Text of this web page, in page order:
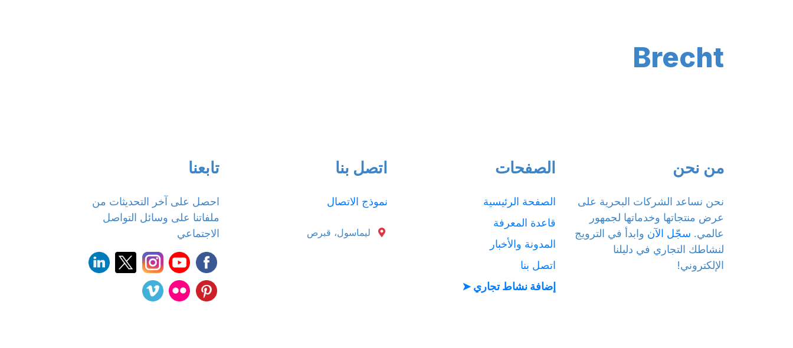
Brecht
من نحن
نحن نساعد الشركات البحرية على
عرض منتجاتها وخدماتها لجمهور
عالمي. سجّل الآن وابدأ في الترويج
لنشاطك التجاري في دليلنا
الإلكتروني!
الصفحات
الصفحة الرئيسية
قاعدة المعرفة
المدونة والأخبار
اتصل بنا
إضافة نشاط تجاري ➤
اتصل بنا
نموذج الاتصال
ليماسول، قبرص
تابعنا
احصل على آخر التحديثات من
ملفاتنا على وسائل التواصل
الاجتماعي